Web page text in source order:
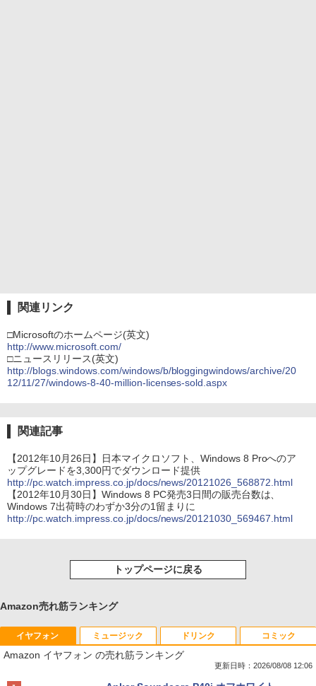
関連リンク
□Microsoftのホームページ(英文)
http://www.microsoft.com/
□ニュースリリース(英文)
http://blogs.windows.com/windows/b/bloggingwindows/archive/20
12/11/27/windows-8-40-million-licenses-sold.aspx
関連記事
【2012年10月26日】日本マイクロソフト、Windows 8 Proへのア
ップグレードを3,300円でダウンロード提供
http://pc.watch.impress.co.jp/docs/news/20121026_568872.html
【2012年10月30日】Windows 8 PC発売3日間の販売台数は、
Windows 7出荷時のわずか3分の1留まりに
http://pc.watch.impress.co.jp/docs/news/20121030_569467.html
トップページに戻る
Amazon売れ筋ランキング
イヤフォン
Amazon イヤフォン の売れ筋ランキング
更新日時：2026/08/08 12:06
ミュージック ドリンク コミック